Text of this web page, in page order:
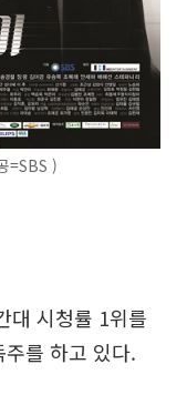
=SBS )
대 시청률 1위를
를 하고 있다.